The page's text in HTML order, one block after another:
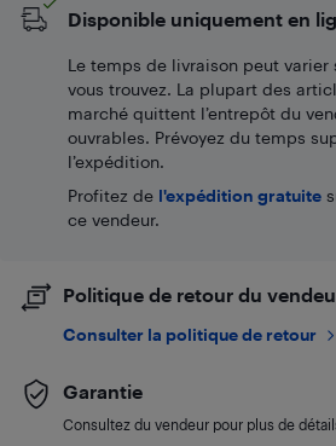
Disponible uniquement en
Le temps de livraison peut varier
vous trouvez. La plupart des
marché quittent l’entrepôt du
ouvrables. Prévoyez du temps
l’expédition.
Profitez de l'expédition gratuite
ce vendeur.
Politique de retour du
Consulter la politique de retour
Garantie
Consultez du vendeur pour plus de